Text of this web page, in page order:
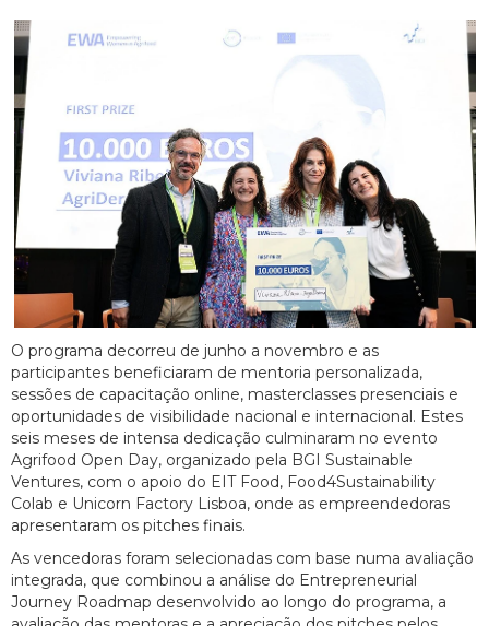
O programa decorreu de junho a novembro e as
participantes beneficiaram de mentoria personalizada,
sessões de capacitação online, masterclasses presenciais e
oportunidades de visibilidade nacional e internacional. Estes
seis meses de intensa dedicação culminaram no evento
Agrifood Open Day, organizado pela BGI Sustainable
Ventures, com o apoio do EIT Food, Food4Sustainability
Colab e Unicorn Factory Lisboa, onde as empreendedoras
apresentaram os pitches finais.
As vencedoras foram selecionadas com base numa avaliação
integrada, que combinou a análise do Entrepreneurial
Journey Roadmap desenvolvido ao longo do programa, a